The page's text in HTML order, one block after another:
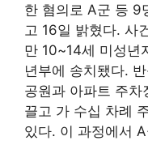
한 혐의로 A군 등 9
고 16일 밝혔다. 사
만 10~14세 미성년
년부에 송치됐다.
공원과 아파트 주
끌고 가 수십 차례
있다. 이 과정에서